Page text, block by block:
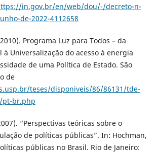
in.gov.br/en/web/dou/-/decreto-n-
de-2022-4112658
Programa Luz para Todos – da
à Universalização do acesso à energia
de uma Política de Estado. São
de
teses/disponiveis/86/86131/tde-
pt-br.php
“Perspectivas teóricas sobre o
de políticas públicas”. In: Hochman,
públicas no Brasil. Rio de Janeiro: